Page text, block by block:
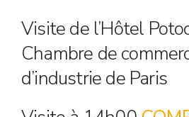
Visite de l’Hôtel
Chambre de
d’industrie de Paris